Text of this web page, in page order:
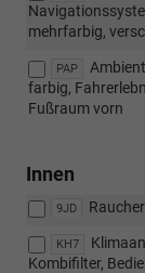
mehrfarbig,
PAP
farbig,
Fußraum vorn
Innen
9JD
KH7
Kombifilter,